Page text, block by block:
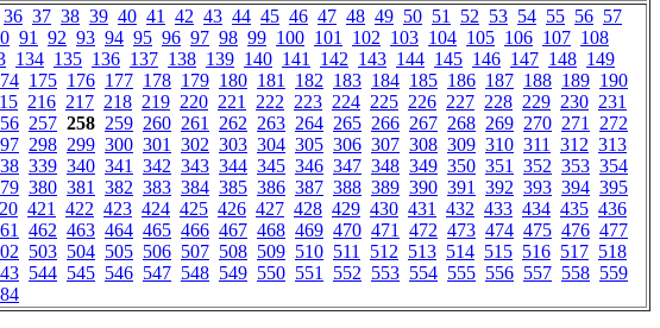
36 37 38 39 40 41 42 43 44 45 46 47 48 49 50 51 52 53 54 55 56 57
91 92 93 94 95 96 97 98 99 100 101 102 103 104 105 106 107 108
134 135 136 137 138 139 140 141 142 143 144 145 146 147 148 149
175 176 177 178 179 180 181 182 183 184 185 186 187 188 189 190
216 217 218 219 220 221 222 223 224 225 226 227 228 229 230 231
257 258 259 260 261 262 263 264 265 266 267 268 269 270 271 272
298 299 300 301 302 303 304 305 306 307 308 309 310 311 312 313
339 340 341 342 343 344 345 346 347 348 349 350 351 352 353 354
380 381 382 383 384 385 386 387 388 389 390 391 392 393 394 395
421 422 423 424 425 426 427 428 429 430 431 432 433 434 435 436
462 463 464 465 466 467 468 469 470 471 472 473 474 475 476 477
503 504 505 506 507 508 509 510 511 512 513 514 515 516 517 518
544 545 546 547 548 549 550 551 552 553 554 555 556 557 558 559